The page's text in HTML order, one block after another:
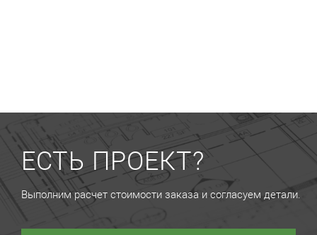
ЕСТЬ ПРОЕКТ?
Выполним расчет стоимости заказа и согласуем детали.